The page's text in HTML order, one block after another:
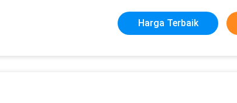
Harga Terbaik